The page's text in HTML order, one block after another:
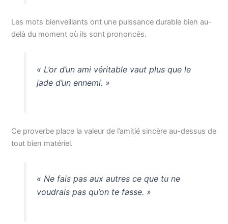
Les mots bienveillants ont une puissance durable bien au-
delà du moment où ils sont prononcés.
« L’or d’un ami véritable vaut plus que le
jade d’un ennemi. »
Ce proverbe place la valeur de l’amitié sincère au-dessus de
tout bien matériel.
« Ne fais pas aux autres ce que tu ne
voudrais pas qu’on te fasse. »